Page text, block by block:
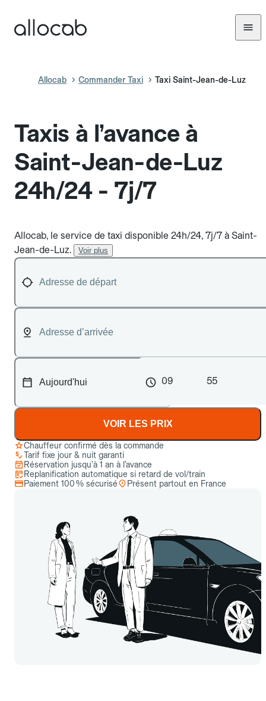
Allocab Commander Taxi Taxi Saint-Jean-de-Luz
Taxis à l’avance à
Saint-Jean-de-Luz
24h/24 - 7j/7
Allocab, le service de taxi disponible 24h/24, 7j/7 à Saint-
Jean-de-Luz.
Voir plus
09 55
VOIR LES PRIX
Chauffeur confirmé dès la commande
Tarif fixe jour & nuit garanti
Réservation jusqu’à 1 an à l’avance
Replanification automatique si retard de vol/train
Paiement 100 % sécurisé
Présent partout en France